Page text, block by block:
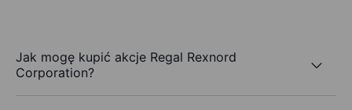
Jak mogę kupić akcje Regal Rexnord
Corporation?